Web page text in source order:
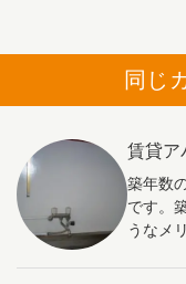
ビ
ー
ョ
ン
同じ
賃貸ア
築年数
です。
うなメ